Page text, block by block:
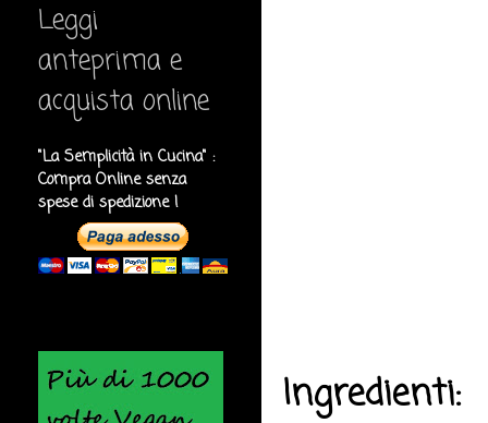
Ingredienti:
Leggi
anteprima e
acquista online
"La Semplicità in Cucina" :
Compra Online senza
spese di spedizione !